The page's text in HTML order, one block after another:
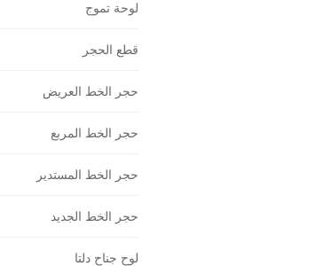
لوحة تموج
قطع الحجر
حجر الخط العريض
حجر الخط المربع
حجر الخط المستدير
حجر الخط الجديد
لوح جناح دلتا